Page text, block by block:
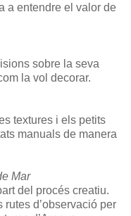
a entendre el valor de
sobre la seva
la vol decorar.
textures i els petits
manuals de manera
Mar
del procés creatiu.
d’observació per